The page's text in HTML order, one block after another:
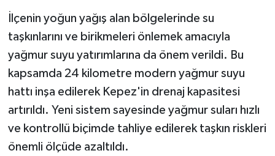
İlçenin yoğun yağış alan bölgelerinde su
taşkınlarını ve birikmeleri önlemek amacıyla
yağmur suyu yatırımlarına da önem verildi. Bu
kapsamda 24 kilometre modern yağmur suyu
hattı inşa edilerek Kepez'in drenaj kapasitesi
artırıldı. Yeni sistem sayesinde yağmur suları hızlı
ve kontrollü biçimde tahliye edilerek taşkın riskleri
önemli ölçüde azaltıldı.